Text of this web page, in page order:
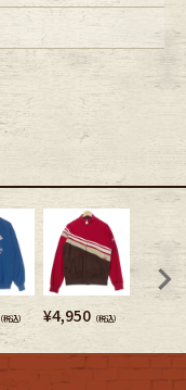
（税込） ¥4,950 （税込）